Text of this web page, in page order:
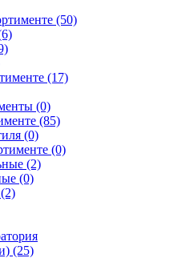
(50)
(17)
(0)
(85)
(0)
(0)
(2)
(0)
(2)
(25)